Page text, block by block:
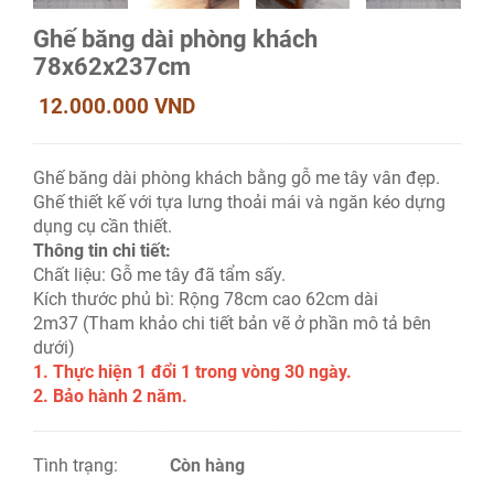
Ghế băng dài phòng khách
78x62x237cm
12.000.000 VND
Ghế băng dài phòng khách bằng gỗ me tây vân đẹp.
Ghế thiết kế với tựa lưng thoải mái và ngăn kéo dựng
dụng cụ cần thiết.
Thông tin chi tiết:
Chất liệu: Gỗ me tây đã tẩm sấy.
Kích thước phủ bì: Rộng 78cm cao 62cm dài
2m37 (Tham khảo chi tiết bản vẽ ở phần mô tả bên
dưới)
1. Thực hiện 1 đổi 1 trong vòng 30 ngày.
2. Bảo hành 2 năm.
Tình trạng: Còn hàng